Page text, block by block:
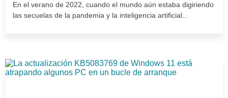
En el verano de 2022, cuando el mundo aún estaba digiriendo
las secuelas de la pandemia y la inteligencia artificial...